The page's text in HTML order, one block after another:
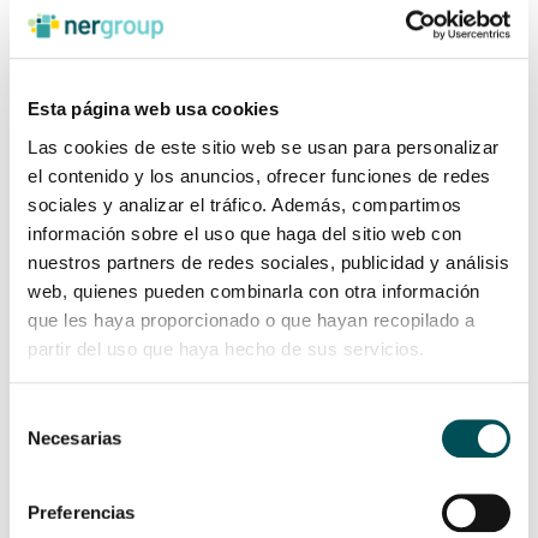
Esta página web usa cookies
Las cookies de este sitio web se usan para personalizar
el contenido y los anuncios, ofrecer funciones de redes
sociales y analizar el tráfico. Además, compartimos
información sobre el uso que haga del sitio web con
nuestros partners de redes sociales, publicidad y análisis
web, quienes pueden combinarla con otra información
que les haya proporcionado o que hayan recopilado a
partir del uso que haya hecho de sus servicios.
Necesarias
Preferencias
paradójicamente, el maestro del cine mudo Charles Chaplin llegó
a decir: “No esperes a que te toque el turno de hablar; escucha
de veras […]
Leer más
Trato personalizado y gestión de conflictos,
claves en el curso de liderazgo para Ner